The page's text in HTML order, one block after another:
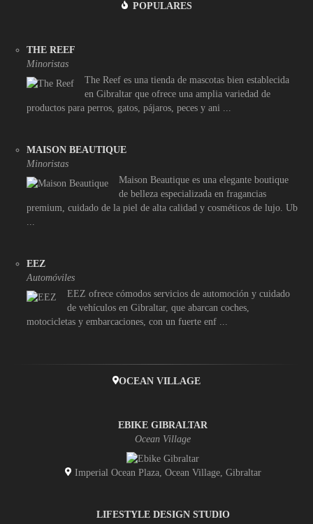
POPULARES
THE REEF
Minoristas
The Reef es una tienda de mascotas bien establecida
en Gibraltar que ofrece una amplia variedad de
productos para perros, gatos, pájaros, peces y ani ...
MAISON BEAUTIQUE
Minoristas
Maison Beautique es una elegante boutique
de belleza especializada en fragancias
premium, cuidado de la piel de alta calidad y cosméticos de lujo. Ub
...
EEZ
Automóviles
EEZ ofrece cómodos servicios de automoción y cuidado
de vehículos en Gibraltar, que abarcan coches,
motocicletas y embarcaciones, con un fuerte enf ...
OCEAN VILLAGE
EBIKE GIBRALTAR
Ocean Village
Imperial Ocean Plaza, Ocean Village, Gibraltar
LIFESTYLE DESIGN STUDIO